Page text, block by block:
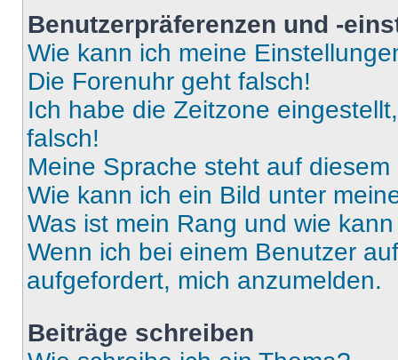
Benutzerpräferenzen und -
Wie kann ich meine
Die Forenuhr geht falsch!
Ich habe die Zeitzone
falsch!
Meine Sprache steht auf
Wie kann ich ein Bild unter
Was ist mein Rang und wie
Wenn ich bei einem Benutzer
aufgefordert, mich anzumelden.
Beiträge schreiben